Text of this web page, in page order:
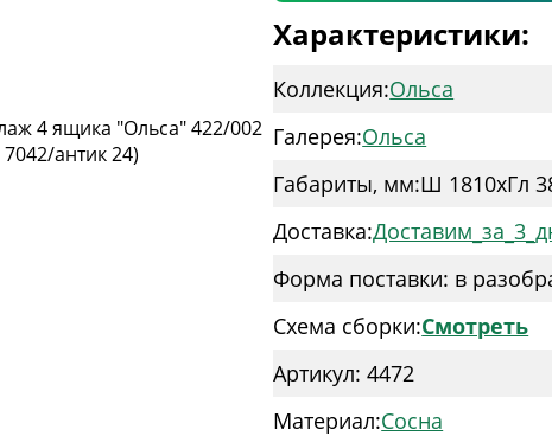
Характеристики:
Коллекция:Ольса
Галерея:Ольса
Габариты, мм:Ш 1810xГл
Доставка:
Форма поставки: в
Схема сборки:Смотреть
Артикул: 4472
Материал:Сосна